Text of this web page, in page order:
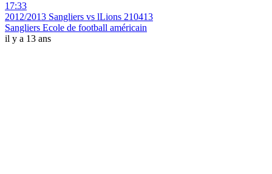
17:33
2012/2013 Sangliers vs lLions 210413
Sangliers Ecole de football américain
il y a 13 ans